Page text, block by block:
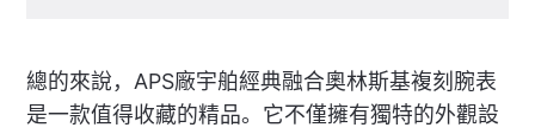
總的來說，APS廠宇舶經典融合奧林斯基複刻腕表
是一款值得收藏的精品。它不僅擁有獨特的外觀設